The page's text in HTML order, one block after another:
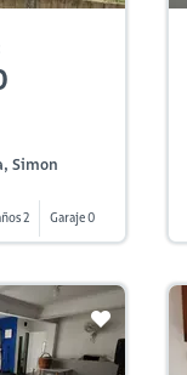
Simon
2 Garaje 0